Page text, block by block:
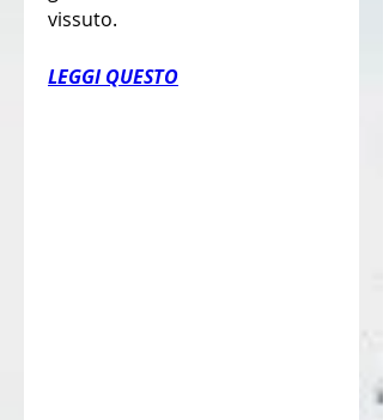
vissuto.
LEGGI QUESTO